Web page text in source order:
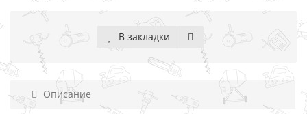
В закладки
Описание